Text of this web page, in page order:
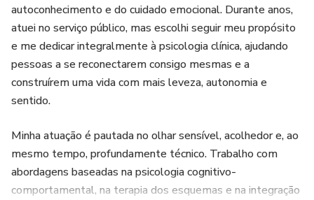
Transforme sua forma de viver e se acolher, um respiro por
autoconhecimento e do cuidado emocional. Durante anos,
atuei no serviço público, mas escolhi seguir meu propósito
e me dedicar integralmente à psicologia clínica, ajudando
pessoas a se reconectarem consigo mesmas e a
construírem uma vida com mais leveza, autonomia e
sentido.
Minha atuação é pautada no olhar sensível, acolhedor e, ao
mesmo tempo, profundamente técnico. Trabalho com
abordagens baseadas na psicologia cognitivo-
comportamental, na terapia dos esquemas e na integração